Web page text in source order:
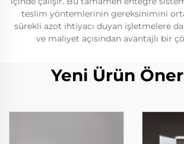
teslim yöntemlerinin gereksinimini
sürekli azot ihtiyacı duyan işletmelere
ve maliyet açısından avantajlı bir
Yeni Ürün